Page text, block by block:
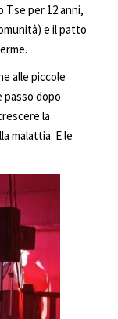
per 12 anni,
e il patto
alle piccole
passo dopo
la
malattia. E le